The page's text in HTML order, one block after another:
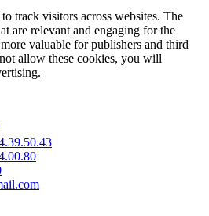
track visitors across websites. The
are relevant and engaging for the
valuable for publishers and third
allow these cookies, you will